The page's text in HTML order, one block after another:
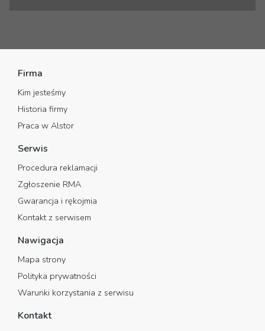
Firma
Kim jesteśmy
Historia firmy
Praca w Alstor
Serwis
Procedura reklamacji
Zgłoszenie RMA
Gwarancja i rękojmia
Kontakt z serwisem
Nawigacja
Mapa strony
Polityka prywatności
Warunki korzystania z serwisu
Kontakt